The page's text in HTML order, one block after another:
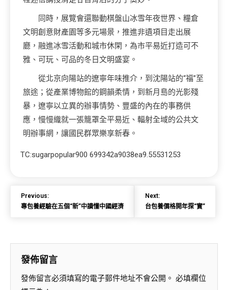
同時，展覽會還聯動棋盤山冰雪年夜世界、糧倉
文明創意財產園等多元場景，推進非遺項目走出展
廳，融進冰雪活動和城市休閑，為市平易近打造可不
雅、可玩、可品的冬日文明盛宴。
從北京向陽站的遼寧年味推介，到沈陽站的“福”至
旅途；從產業博物館的鋼韻柔情，到新月島的光影殘
暴，遼寧以立異的辦事情勢、豐盛的內在的事務供
應，慢慢織就一張籠罩全平易近、輻射全域的公共文
明辦事網，讓國民群眾樂享新春。
TC:sugarpopular900 699342a9038ea9.55531253
Previous:
專包養經驗在五個“新”中讀懂中國經濟
Next:
台包養價格開年探“實”
發佈留言
發佈留言必須填寫的電子郵件地址不會公開。 必填欄位